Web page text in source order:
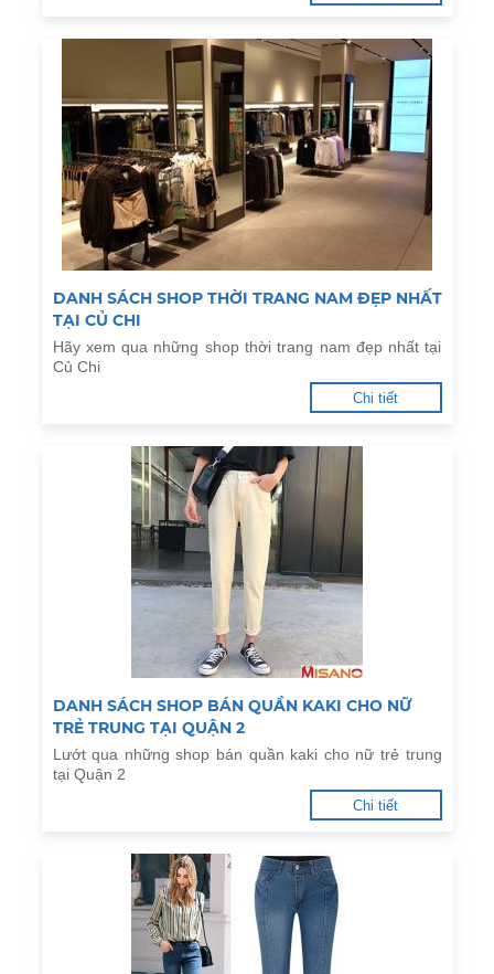
DANH SÁCH SHOP THỜI TRANG NAM ĐẸP NHẤT
TẠI CỦ CHI
Hãy xem qua những shop thời trang nam đẹp nhất tại
Củ Chi
Chi tiết
DANH SÁCH SHOP BÁN QUẦN KAKI CHO NỮ
TRẺ TRUNG TẠI QUẬN 2
Lướt qua những shop bán quần kaki cho nữ trẻ trung
tại Quận 2
Chi tiết